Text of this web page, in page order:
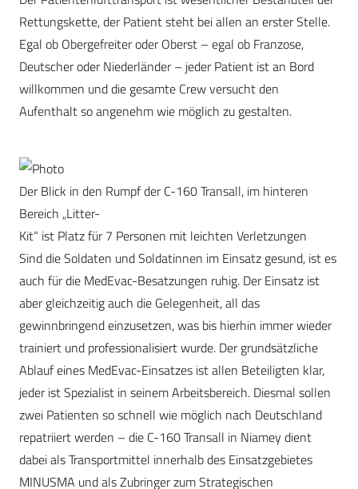
Rettungskette, der Patient steht bei allen an erster Stelle.
Egal ob Obergefreiter oder Oberst – egal ob Franzose,
Deutscher oder Niederländer – jeder Patient ist an Bord
willkommen und die gesamte Crew versucht den
Aufenthalt so angenehm wie möglich zu gestalten.
Der Blick in den Rumpf der C-160 Transall, im hinteren
Bereich „Litter-
Kit“ ist Platz für 7 Personen mit leichten Verletzungen
Sind die Soldaten und Soldatinnen im Einsatz gesund, ist es
auch für die MedEvac-Besatzungen ruhig. Der Einsatz ist
aber gleichzeitig auch die Gelegenheit, all das
gewinnbringend einzusetzen, was bis hierhin immer wieder
trainiert und professionalisiert wurde. Der grundsätzliche
Ablauf eines MedEvac-Einsatzes ist allen Beteiligten klar,
jeder ist Spezialist in seinem Arbeitsbereich. Diesmal sollen
zwei Patienten so schnell wie möglich nach Deutschland
repatriiert werden – die C-160 Transall in Niamey dient
dabei als Transportmittel innerhalb des Einsatzgebietes
MINUSMA und als Zubringer zum Strategischen